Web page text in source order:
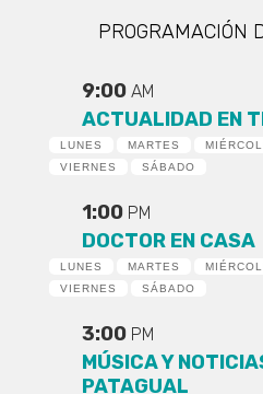
PROGRAMACIÓN
9:00 AM
ACTUALIDAD EN
LUNES MARTES
VIERNES
SÁBADO
1:00 PM
DOCTOR EN CASA
LUNES MARTES
VIERNES
SÁBADO
3:00 PM
MÚSICA Y
PATAGUAL